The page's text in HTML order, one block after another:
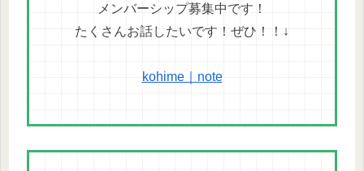
メンバーシップ募集中です！
たくさんお話したいです！ぜひ！！↓
kohime｜note